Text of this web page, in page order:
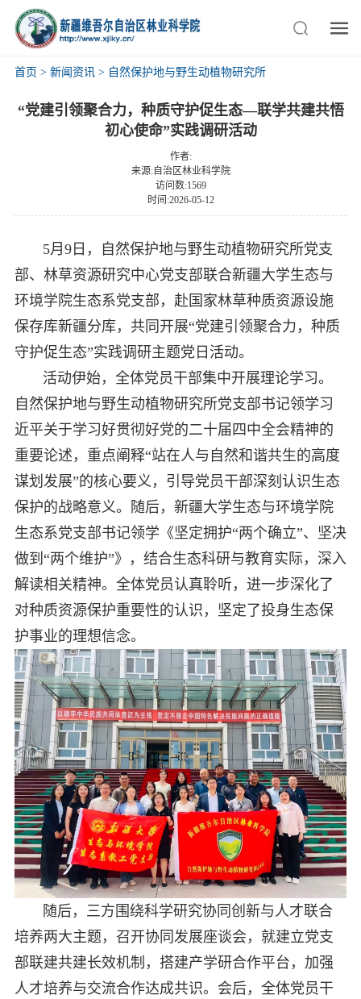
首页 > 新闻资讯> 自然保护地与野生动植物研究所
“党建引领聚合力，种质守护促生态—联学共建共悟
初心使命”实践调研活动
作者:
来源:自治区林业科学院
访问数:1569
时间:2026-05-12
5月9日，自然保护地与野生动植物研究所党支
部、林草资源研究中心党支部联合新疆大学生态与
环境学院生态系党支部，赴国家林草种质资源设施
保存库新疆分库，共同开展“党建引领聚合力，种质
守护促生态”实践调研主题党日活动。
活动伊始，全体党员干部集中开展理论学习。
自然保护地与野生动植物研究所党支部书记领学习
近平关于学习好贯彻好党的二十届四中全会精神的
重要论述，重点阐释“站在人与自然和谐共生的高度
谋划发展”的核心要义，引导党员干部深刻认识生态
保护的战略意义。随后，新疆大学生态与环境学院
生态系党支部书记领学《坚定拥护“两个确立”、坚决
做到“两个维护”》，结合生态科研与教育实际，深入
解读相关精神。全体党员认真聆听，进一步深化了
对种质资源保护重要性的认识，坚定了投身生态保
护事业的理想信念。
随后，三方围绕科学研究协同创新与人才联合
培养两大主题，召开协同发展座谈会，就建立党支
部联建共建长效机制，搭建产学研合作平台，加强
人才培养与交流合作达成共识。会后，全体党员干